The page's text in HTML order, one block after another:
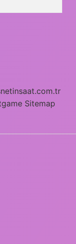
Sitemap